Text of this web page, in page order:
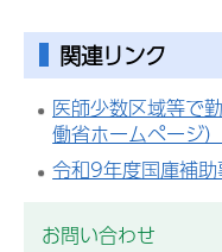
関連リンク
医師少数区域等で
働省ホームページ）
令和9年度国庫補
お問い合わせ